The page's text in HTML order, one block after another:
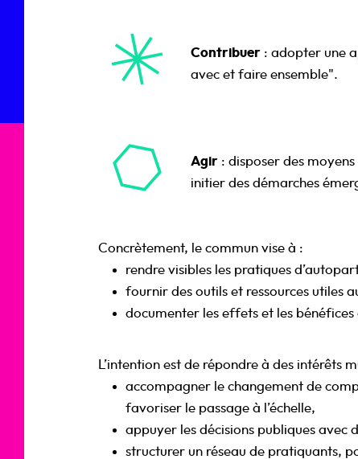
Contribuer : adopter une
avec et faire ensemble".
Agir : disposer des
initier des démarches
Concrètement, le commun vise à :
rendre visibles les pratiques
fournir des outils et ressources utiles
documenter les effets et les bénéfices
L’intention est de répondre à des intérêts
accompagner le changement de
favoriser le passage à l’échelle,
appuyer les décisions publiques avec
structurer un réseau de pratiquants,